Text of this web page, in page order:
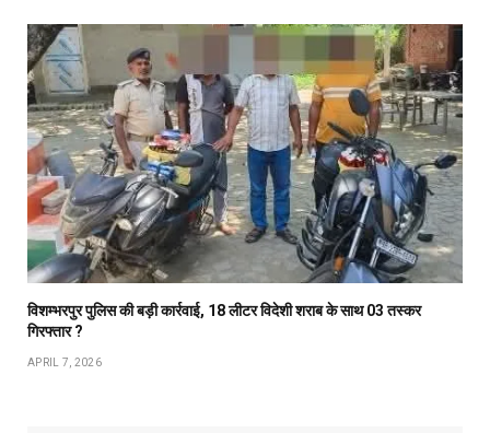
विशम्भरपुर पुलिस की बड़ी कार्रवाई, 18 लीटर विदेशी शराब के साथ 03 तस्कर
गिरफ्तार ?
APRIL 7, 2026